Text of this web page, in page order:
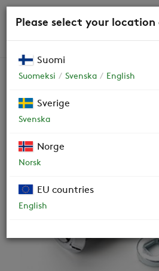
Ovilukko
Please select your location
Suomi
Suomeksi Svenska English
Sverige
Svenska
Norge
Norsk
EU countries
English